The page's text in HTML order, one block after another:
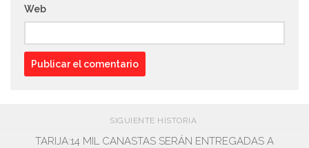
Web
SIGUIENTE HISTORIA
TARIJA:14 MIL CANASTAS SERÁN ENTREGADAS A